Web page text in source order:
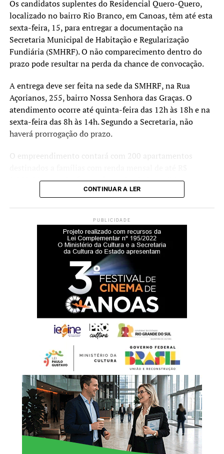
vivem em áreas apontadas
pelos estudos técnicos
como de risco muito alto.
Nosso objetivo é oferecer
uma alternativa segura e
definitiva para essas
pessoas, garantindo mais
tranquilidade e proteção
para o futuro”, destacou.
adaptação do município diante dos eventos climáticos
extremos registrados nos últimos anos, reforçando o
compromisso do Poder Executivo com a proteção das
famílias mais vulneráveis e a ampliação do acesso à
habitação de interesse social.Durante o evento, também
serão apresentadas à comunidade todas as informações
sobre o edital, os critérios de participação e o período de
Os candidatos suplentes do Residencial Quero-Quero,
localizado no bairro Rio Branco, em Canoas, têm até esta
sexta-feira, 15, para entregar a documentação na
Secretaria Municipal de Habitação e Regularização
Fundiária (SMHRF). O não comparecimento dentro do
prazo pode resultar na perda da chance de convocação.
A entrega deve ser feita na sede da SMHRF, na Rua
Açorianos, 255, bairro Nossa Senhora das Graças. O
atendimento ocorre até quinta-feira das 12h às 18h e na
sexta-feira das 8h às 14h. Segundo a Secretaria, não
haverá prorrogação do prazo.
O empreendimento contará com 200 apartamentos
2.850,00. Ao todo, foram chamados 360 candidatos,
sendo 100 suplentes. Caso haja desistências ou
para assumir as vagas como titulares.
Documentos necessários:
Documento de Identificação Oficial com foto;
CPF (caso não conste no documento de identificação);
Comprovante de estado civil (certidão de nascimento ou
casamento, com averbações, se for o caso);
Documento de identificação com foto do procurador
(quando houver);
Laudo médico com CID-10 (se houver caso de pessoa com
deficiência/microcefalia);
Comprovante de recebimento de BPC (se houver);
Comprovante de residência;
Boletim de ocorrência (para casos enquadrados na Lei
Maria da Penha); – Folha resumo do CadÚnico
atualizada.
CONTINUAR A LER
PUBLICIDADE